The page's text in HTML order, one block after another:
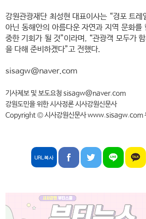
강원관광재단 최성현 대표이사는 “경포 트레
아닌 동해안의 아름다운 자연과 지역 문화를
중한 기회가 될 것”이라며, “관광객 모두가
을 다해 준비하겠다”고 전했다.
sisagw@naver.com
기사제보 및 보도요청 sisagw@naver.com
강원도민을 위한 시사정론 시사강원신문사
Copyright © 시사강원신문사 www.sisagw.com